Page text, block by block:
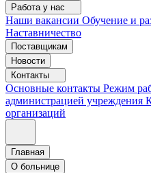
Работа у нас
Наши вакансии Обучение и
Наставничество
Поставщикам
Новости
Контакты
Основные контакты Режим
администрацией учреждения
организаций
Главная
О больнице